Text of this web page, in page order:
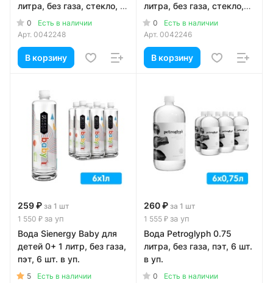
литра, без газа, стекло, 6
шт. в уп.
0
Есть в наличии
Арт. 0042248
В корзину
литра, без газа, стекло,
12 шт. в уп.
0
Есть в наличии
Арт. 0042246
В корзину
259 ₽ за 1 шт
1 550 ₽ за уп
Вода Sienergy Baby для
детей 0+ 1 литр, без газа,
пэт, 6 шт. в уп.
5
Есть в наличии
260 ₽ за 1 шт
1 555 ₽ за уп
Вода Petroglyph 0.75
литра, без газа, пэт, 6 шт.
в уп.
0
Есть в наличии